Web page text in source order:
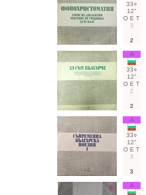
33○
12"
О Е Т
3
2
А
33○
12"
О Е Т
2
2
А
33○
12"
О Е Т
3
3
А